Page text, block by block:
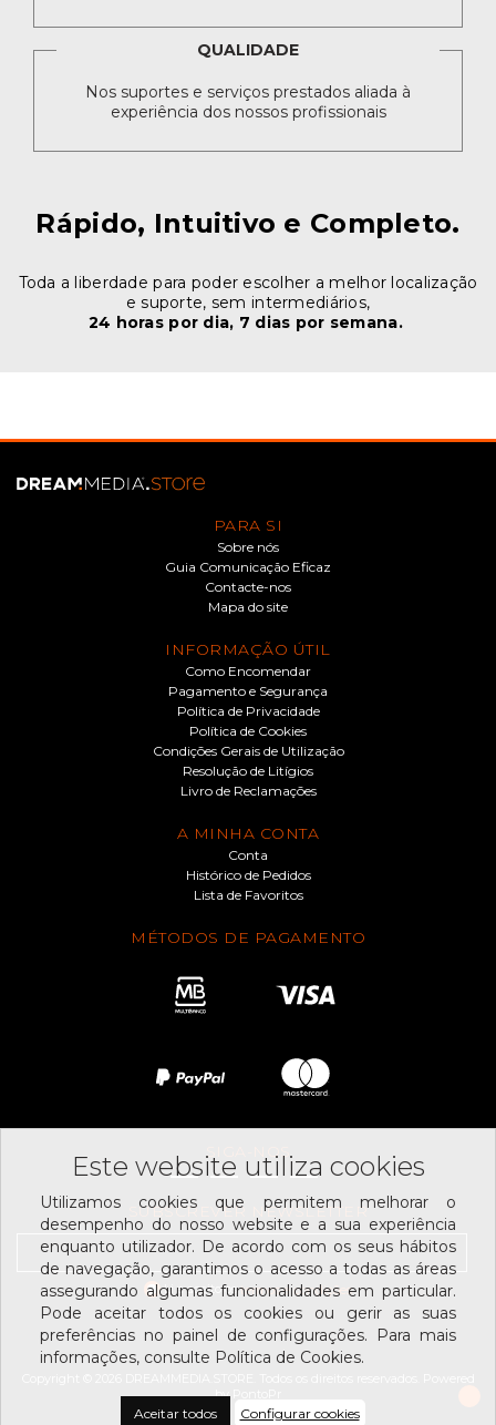
QUALIDADE
Nos suportes e serviços prestados aliada à
experiência dos nossos profissionais
Rápido, Intuitivo e Completo.
Toda a liberdade para poder escolher a melhor localização
e suporte, sem intermediários,
24 horas por dia, 7 dias por semana.
PARA SI
Sobre nós
Guia Comunicação Eficaz
Contacte-nos
Mapa do site
INFORMAÇÃO ÚTIL
Como Encomendar
Pagamento e Segurança
Política de Privacidade
Política de Cookies
Condições Gerais de Utilização
Resolução de Litígios
Livro de Reclamações
A MINHA CONTA
Conta
Histórico de Pedidos
Lista de Favoritos
MÉTODOS DE PAGAMENTO
SIGA-NOS
SUBSCREVER NEWSLETTER
Li e aceito ostermos e condições
by
Este website utiliza cookies
Utilizamos cookies que permitem melhorar o
desempenho do nosso website e a sua experiência
enquanto utilizador. De acordo com os seus hábitos
de navegação, garantimos o acesso a todas as áreas
assegurando algumas funcionalidades em particular.
Pode aceitar todos os cookies ou gerir as suas
preferências no painel de configurações. Para mais
informações, consulte Política de Cookies.
Aceitar todos Configurar cookies